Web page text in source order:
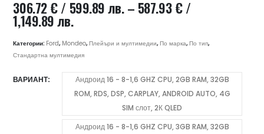
306.72€/ 599.89 лв.– 587.93€/
1,149.89 лв.Price
range:
306.72 €
/
599.89 лв.
through
587.93 €
/
1,149.89 лв.
Категории: Ford, Mondeo,Плейъри и мултимедии,По марка,По тип,
Стандартна мултимедия
ВАРИАНТ
Андроид 16 - 8-1,6 GHZ CPU, 2GB RAM, 32GB
ROM, RDS, DSP, CARPLAY, ANDROID AUTO, 4G
SIM слот, 2К QLED
Андроид 16 - 8-1,6 GHZ CPU, 3GB RAM, 32GB